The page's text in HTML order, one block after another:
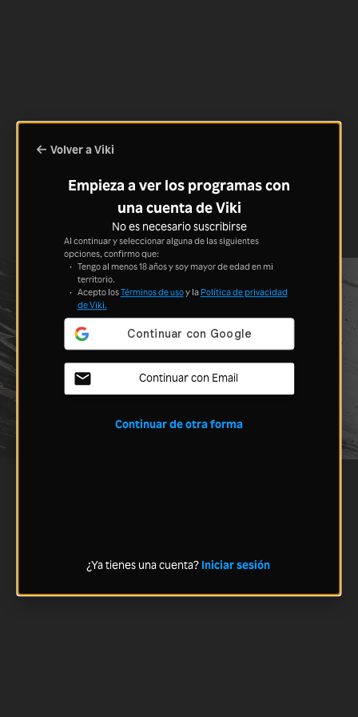
Volver a Viki
Empieza a ver los programas con
una cuenta de Viki
No es necesario suscribirse
Al continuar y seleccionar alguna de las siguientes
opciones, confirmo que:
Tengo al menos 18 años y soy mayor de edad en mi
territorio.
Acepto losTérminos de usoy la Política de privacidad
de Viki.
Continuar con Email
Continuar de otra forma
¿Ya tienes una cuenta? Iniciar sesión